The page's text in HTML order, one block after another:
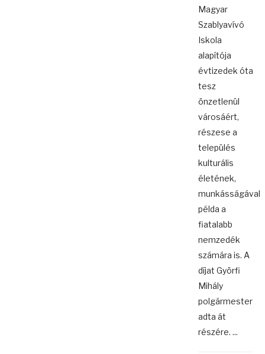
Magyar
Szablyavívó
Iskola
alapítója
évtizedek óta
tesz
önzetlenül
városáért,
részese a
település
kulturális
életének,
munkásságával
példa a
fiatalabb
nemzedék
számára is. A
díjat Györfi
Mihály
polgármester
adta át
részére. ...